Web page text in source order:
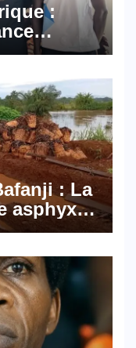
:
Pyramid
: La
asphyxie